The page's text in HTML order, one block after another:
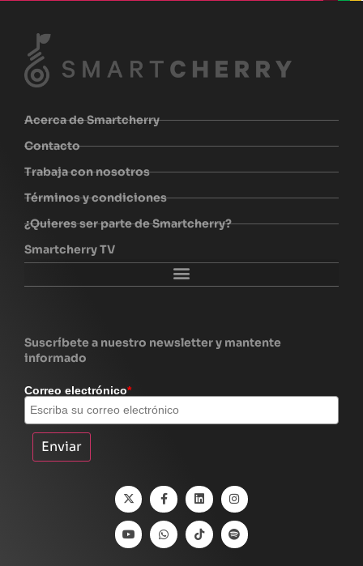
Acerca de Smartcherry
Contacto
Trabaja con nosotros
Términos y condiciones
¿Quieres ser parte de Smartcherry?
Smartcherry TV
Suscríbete a nuestro newsletter y mantente
informado
Correo electrónico*